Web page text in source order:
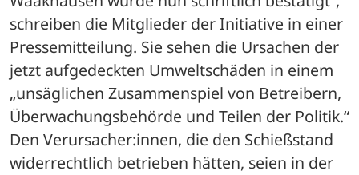
schreiben die Mitglieder der Initiative in einer
Pressemitteilung. Sie sehen die Ursachen der
jetzt aufgedeckten Umweltschäden in einem
„unsäglichen Zusammenspiel von Betreibern,
Überwachungsbehörde und Teilen der Politik.“
Den Verursacher:innen, die den Schießstand
widerrechtlich betrieben hätten, seien in der